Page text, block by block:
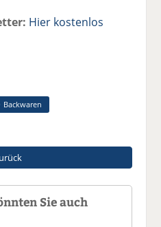
Hier kostenlos
Backwaren
Sie auch